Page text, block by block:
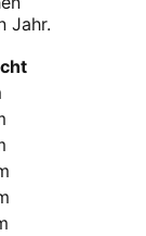
Jahr.